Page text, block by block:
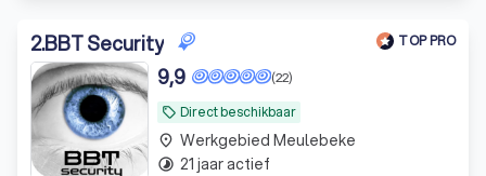
2.BBT Security TOP PRO
local_offer Direct beschikbaar
(22)
9,9
place Werkgebied Meulebeke
timelapse 21 jaar actief